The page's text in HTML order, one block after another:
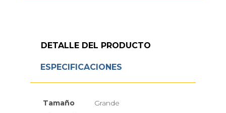
DETALLE DEL PRODUCTO
ESPECIFICACIONES
Tamaño
Grande